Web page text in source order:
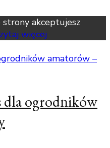
akceptujesz
więcej
dla ogrodników